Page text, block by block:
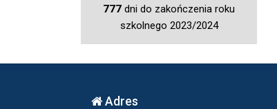
777 dni do zakończenia roku
szkolnego 2023/2024
Adres